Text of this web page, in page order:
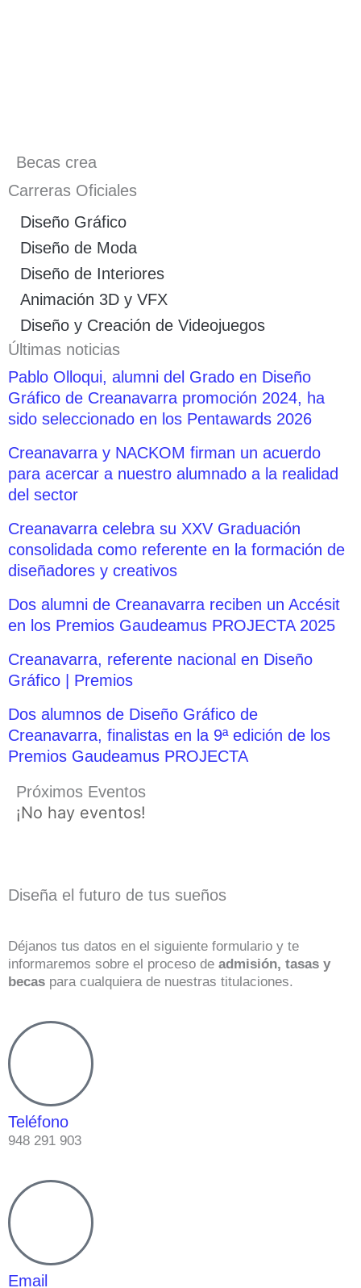
Becas crea
Carreras Oficiales
Diseño Gráfico
Diseño de Moda
Diseño de Interiores
Animación 3D y VFX
Diseño y Creación de Videojuegos
Últimas noticias
Pablo Olloqui, alumni del Grado en Diseño
Gráfico de Creanavarra promoción 2024, ha
sido seleccionado en los Pentawards 2026
Creanavarra y NACKOM firman un acuerdo
para acercar a nuestro alumnado a la realidad
del sector
Creanavarra celebra su XXV Graduación
consolidada como referente en la formación de
diseñadores y creativos
Dos alumni de Creanavarra reciben un Accésit
en los Premios Gaudeamus PROJECTA 2025
Creanavarra, referente nacional en Diseño
Gráfico | Premios
Dos alumnos de Diseño Gráfico de
Creanavarra, finalistas en la 9ª edición de los
Premios Gaudeamus PROJECTA
Próximos Eventos
¡No hay eventos!
Diseña el futuro de tus sueños
Déjanos tus datos en el siguiente formulario y te
informaremos sobre el proceso de admisión, tasas y
becas para cualquiera de nuestras titulaciones.
Teléfono
948 291 903
Email